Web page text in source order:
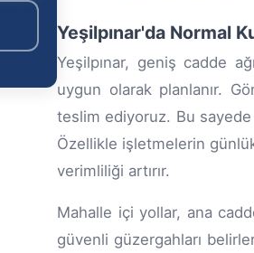
Yeşilpınar'da Normal
Yeşilpınar, geniş cadde
uygun olarak planlanır.
teslim ediyoruz. Bu
Özellikle işletmelerin
verimliliği artırır.
Mahalle içi yollar, ana
güvenli güzergahları